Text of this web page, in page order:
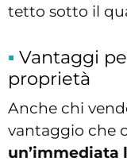
tetto sotto il
Vantaggi
proprietà
Anche chi
vantaggio che
un’immediata